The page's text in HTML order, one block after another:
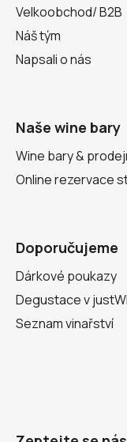
Velkoobchod/ B2B
Náš tým
Napsali o nás
Naše wine bary
Wine bary &
Online rezervace
Doporučujeme
Dárkové poukazy
Degustace v
Seznam vinařství